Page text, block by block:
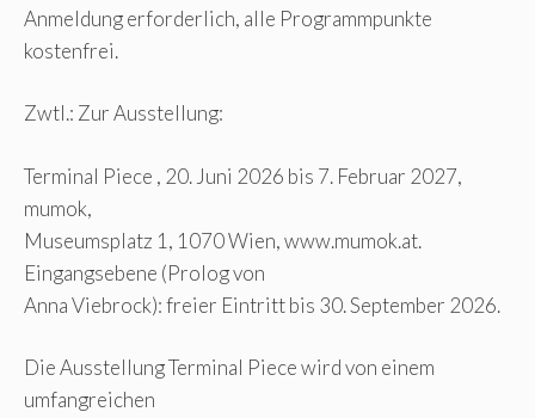
Anmeldung erforderlich, alle Programmpunkte
kostenfrei.
Zwtl.: Zur Ausstellung:
Terminal Piece , 20. Juni 2026 bis 7. Februar 2027,
mumok,
Museumsplatz 1, 1070 Wien, www.mumok.at.
Eingangsebene (Prolog von
Anna Viebrock): freier Eintritt bis 30. September 2026.
Die Ausstellung Terminal Piece wird von einem
umfangreichen